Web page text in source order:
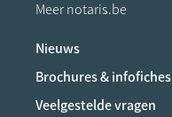
Meer notaris.be
Nieuws
Brochures & infofiches
Veelgestelde vragen